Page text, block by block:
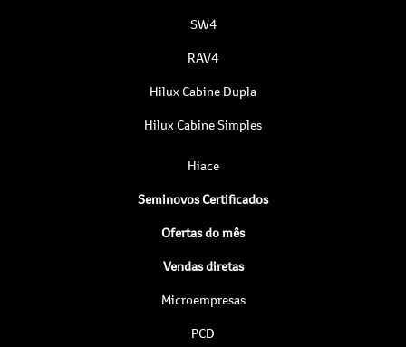
SW4
RAV4
Hilux Cabine Dupla
Hilux Cabine Simples
Hiace
Seminovos Certificados
Ofertas do mês
Vendas diretas
Microempresas
PCD